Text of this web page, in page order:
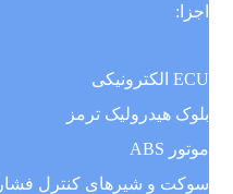
اجزا:
ECU الکترونیکی
بلوک هیدرولیک ترمز
موتور ABS
سوکت و شیرهای کنترل فشار